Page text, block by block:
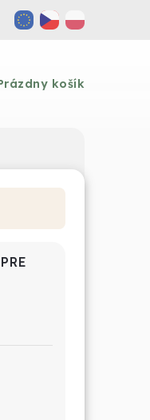
Nákupný košík
košík